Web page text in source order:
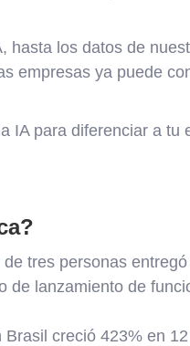
hasta los datos de
empresas ya puede
IA para diferenciar a tu
tres personas
de lanzamiento de
creció 423% en